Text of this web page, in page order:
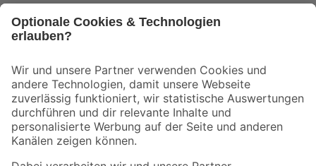
Der toom Newsletter: Keine Angebote und Aktionen mehr verpassen!
Zur Newsletter Anmeldung
Folge uns